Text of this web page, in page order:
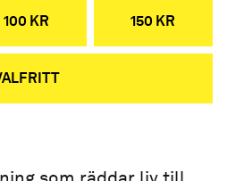
100 KR 150 KR